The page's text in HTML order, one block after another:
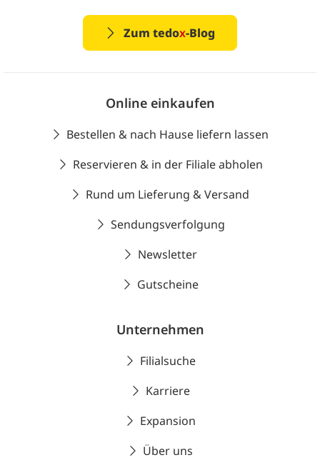
Zum tedox-Blog
Online einkaufen
Bestellen & nach Hause liefern lassen
Reservieren & in der Filiale abholen
Rund um Lieferung & Versand
Sendungsverfolgung
Newsletter
Gutscheine
Unternehmen
Filialsuche
Karriere
Expansion
Über uns